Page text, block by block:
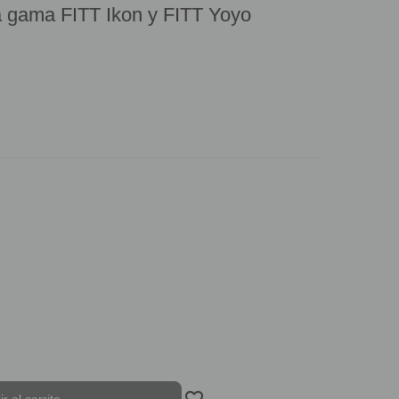
FITT Ikon y FITT Yoyo
Añadiendo al carrito… Se ha añadido